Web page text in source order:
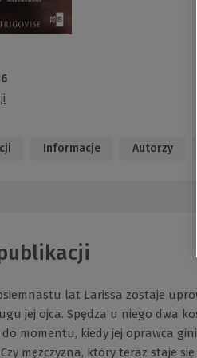
Informacje Autorzy
lat Larissa zostaje
jej ojca. Spędza u niego dwa
do momentu, kiedy jej oprawca
mężczyzna, który teraz staje